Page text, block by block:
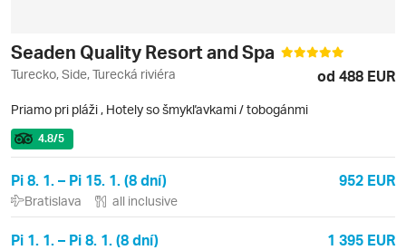
Seaden Quality Resort and Spa
Turecko, Side, Turecká riviéra od 488 EUR
Priamo pri pláži , Hotely so šmykľavkami / tobogánmi
4.8/5
Pi 8. 1. – Pi 15. 1. (8 dní) 952 EUR
Bratislava all inclusive
Pi 1. 1. – Pi 8. 1. (8 dní) 1 395 EUR